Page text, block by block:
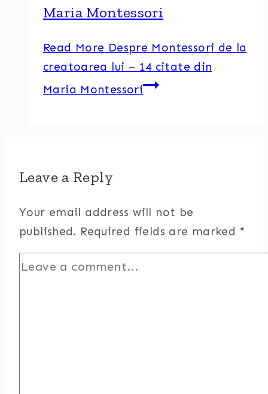
Maria Montessori
Read More Despre Montessori de la
creatoarea lui – 14 citate din
Maria Montessori
Leave a Reply
Your email address will not be
published. Required fields are marked *